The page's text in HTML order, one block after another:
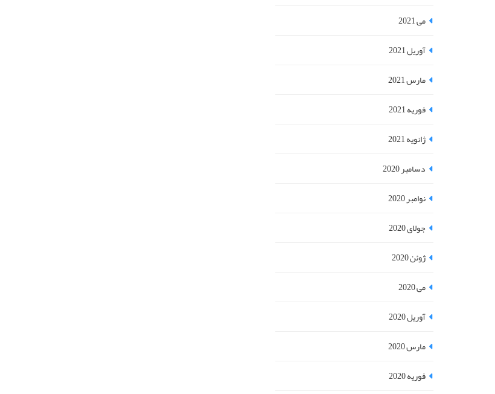
می 2021
آوریل 2021
مارس 2021
فوریه 2021
ژانویه 2021
دسامبر 2020
نوامبر 2020
جولای 2020
ژوئن 2020
می 2020
آوریل 2020
مارس 2020
فوریه 2020